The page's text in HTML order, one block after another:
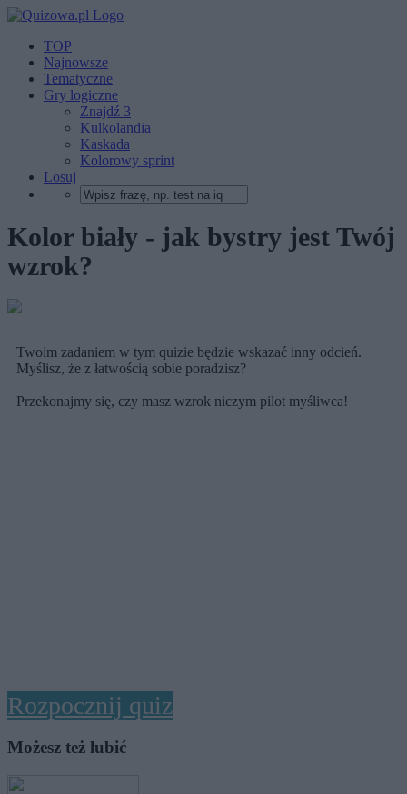
TOP
Najnowsze
Tematyczne
Gry logiczne
Znajdź 3
Kulkolandia
Kaskada
Kolorowy sprint
Losuj
Kolor biały - jak bystry jest Twój
wzrok?
Twoim zadaniem w tym quizie będzie wskazać inny odcień.
Myślisz, że z łatwością sobie poradzisz?
Przekonajmy się, czy masz wzrok niczym pilot myśliwca!
Rozpocznij quiz
Możesz też lubić